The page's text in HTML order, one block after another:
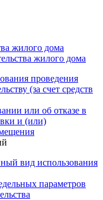
жилого дома
жилого дома
проведения
(за счет средств
или об отказе в
и (или)
вид использования
параметров